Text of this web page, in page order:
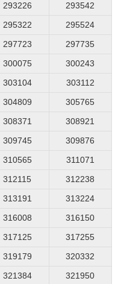
293226
293542
295322
295524
297723
297735
300075
300243
303104
303112
304809
305765
308371
308921
309745
309876
310565
311071
312115
312238
313191
313224
316008
316150
317125
317255
319179
320332
321384
321950